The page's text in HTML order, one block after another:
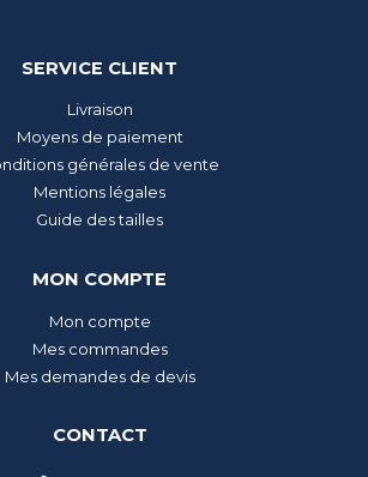
SERVICE CLIENT
Livraison
Moyens de paiement
générales de vente
Mentions légales
Guide des tailles
MON COMPTE
Mon compte
Mes commandes
Mes demandes de devis
CONTACT